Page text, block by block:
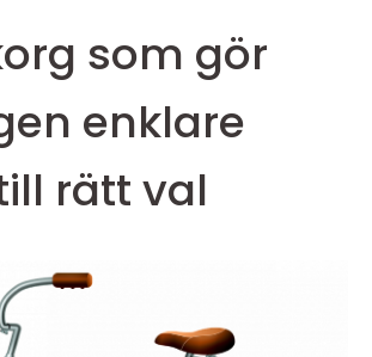
som gör
enklare
rätt val